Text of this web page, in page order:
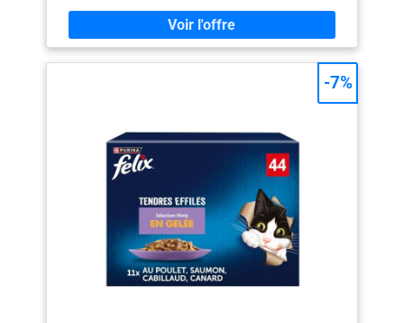
et de qualité sans colorants artificiels, ni conservateurs
Nourriture pour chat mise au point avec nos
vétérinaires du centre WALTHAM (référence mondiale
pour la nutrition des animaux de compagnie) Contenu
-7%